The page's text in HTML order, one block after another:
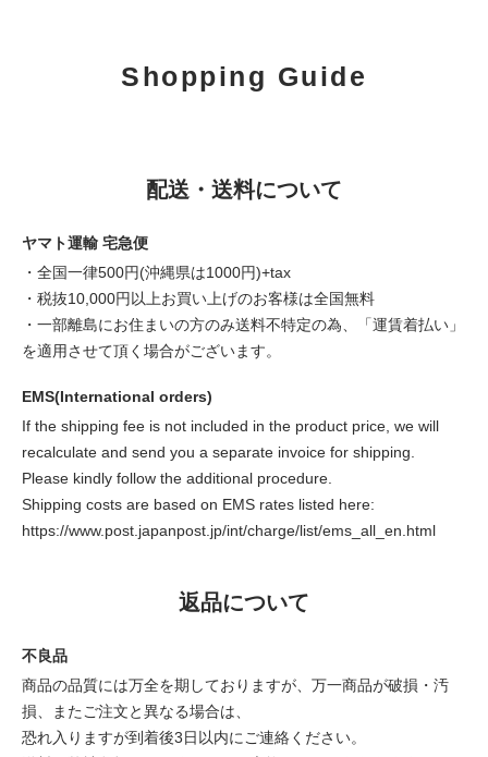
Shopping Guide
配送・送料について
ヤマト運輸 宅急便
・全国一律500円(沖縄県は1000円)+tax
・税抜10,000円以上お買い上げのお客様は全国無料
・一部離島にお住まいの方のみ送料不特定の為、「運賃着払い」
を適用させて頂く場合がございます。
EMS(International orders)
If the shipping fee is not included in the product price, we will
recalculate and send you a separate invoice for shipping.
Please kindly follow the additional procedure.
Shipping costs are based on EMS rates listed here:
https://www.post.japanpost.jp/int/charge/list/ems_all_en.html
返品について
不良品
商品の品質には万全を期しておりますが、万一商品が破損・汚
損、またご注文と異なる場合は、
恐れ入りますが到着後3日以内にご連絡ください。